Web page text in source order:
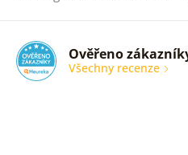
Ověřeno
Všechny recenze